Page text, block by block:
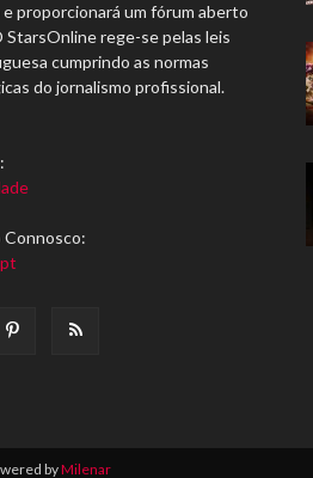
proporcionará um fórum aberto
StarsOnline rege-se pelas leis
cumprindo as normas
do jornalismo profissional.
byMilenar